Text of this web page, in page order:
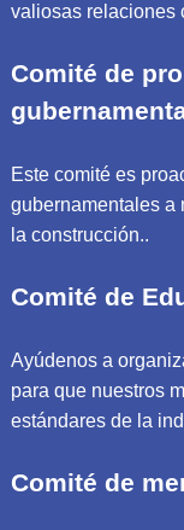
valiosas relaciones
Comité de
Este comité es
gubernamentales a
la construcción..
Comité de
Ayúdenos a
para que nuestros
estándares de la
Comité de